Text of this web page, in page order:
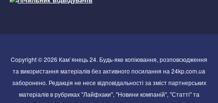
Copyright © 2026 Кам`янець 24. Будь-яке копіювання, розповсюдження
та використання матеріалів без активного посилання на 24kp.com.ua
заборонено. Редакція не несе відповідальності за зміст партнерських
матеріалів в рубриках "Лайфхаки", "Новини компаній", "Статті" та